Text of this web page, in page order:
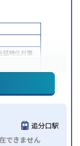
話特化対策
追分口駅
できません